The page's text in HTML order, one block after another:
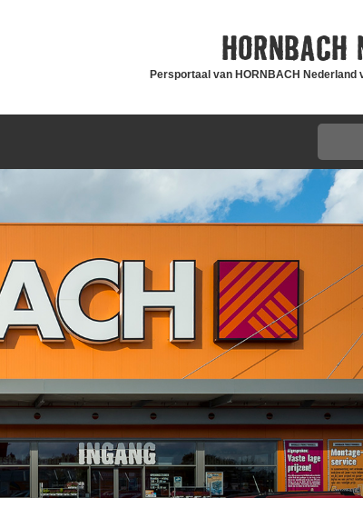
HORNBACH
Persportaal van HORNBACH